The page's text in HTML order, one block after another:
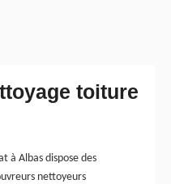
toiture
à Albas dispose des
nettoyeurs